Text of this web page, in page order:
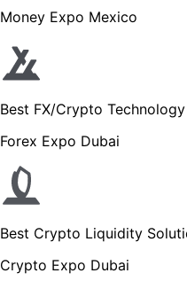
Money Expo Mexico
Best FX/Crypto
Forex Expo Dubai
Best Crypto Liquidity
Crypto Expo Dubai